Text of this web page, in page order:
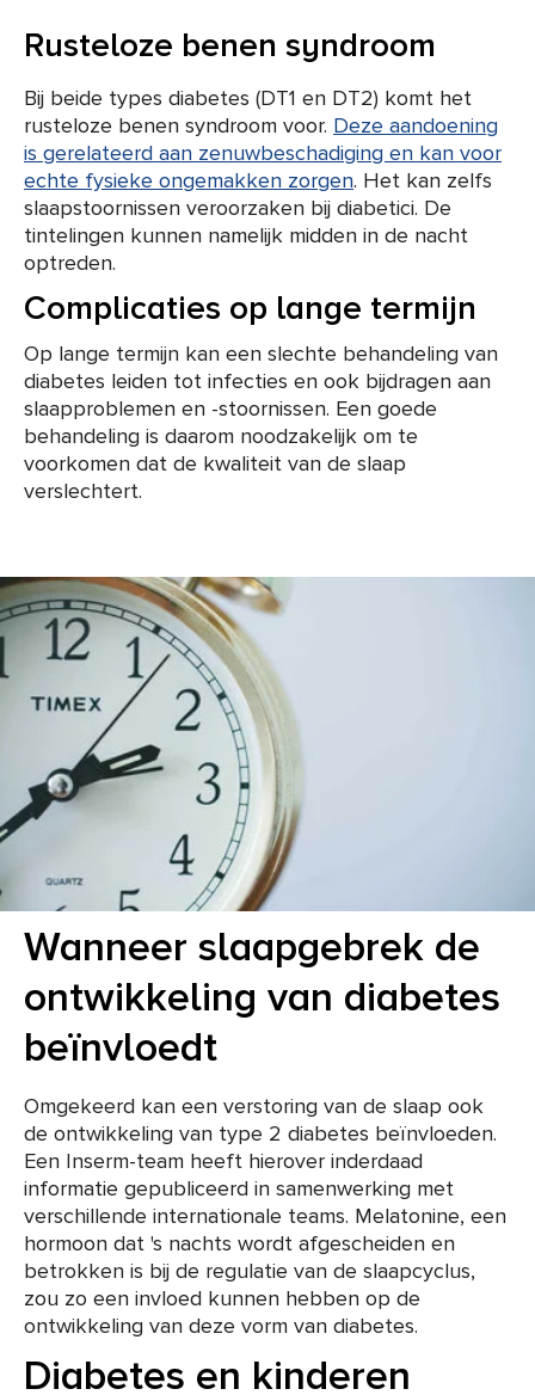
Rusteloze benen syndroom
Bij beide types diabetes (DT1 en DT2) komt het
rusteloze benen syndroom voor. Deze aandoening
is gerelateerd aan zenuwbeschadiging en kan voor
echte fysieke ongemakken zorgen. Het kan zelfs
slaapstoornissen veroorzaken bij diabetici. De
tintelingen kunnen namelijk midden in de nacht
optreden.
Complicaties op lange termijn
Op lange termijn kan een slechte behandeling van
diabetes leiden tot infecties en ook bijdragen aan
slaapproblemen en -stoornissen. Een goede
behandeling is daarom noodzakelijk om te
voorkomen dat de kwaliteit van de slaap
verslechtert.
Wanneer slaapgebrek de
ontwikkeling van diabetes
beïnvloedt
Omgekeerd kan een verstoring van de slaap ook
de ontwikkeling van type 2 diabetes beïnvloeden.
Een Inserm-team heeft hierover inderdaad
informatie gepubliceerd in samenwerking met
verschillende internationale teams. Melatonine, een
hormoon dat 's nachts wordt afgescheiden en
betrokken is bij de regulatie van de slaapcyclus,
zou zo een invloed kunnen hebben op de
ontwikkeling van deze vorm van diabetes.
Diabetes en kinderen